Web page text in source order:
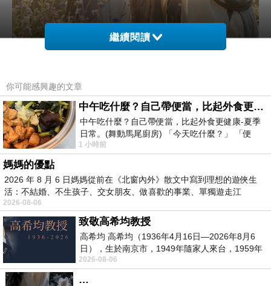
⋯⋯
。
雙子星座的人的確大多思維模式挺不同的。
就是比較跳躍式的、有時也很有讓正常人難以接受的行爲
模式。
但我大多時候還是很一般尋常人，沒啥特別的。
但周圍的人認識我不久後總會跟我說：
妳跟我當初認識的不一樣欸！
繼續閱讀
你可能感興趣的文章
中午吃什麼？自己帶便當，比起外食更健康-夏季日常。(舞動馬尾廚房)
中午吃什麼？自己帶便當，比起外食更健康-夏季
日常。(舞動馬尾廚房) 「今天吃什麼？」 「便
當？麵？還是炒飯？」 每天都在選擇
1 小時前
媽媽的優點
2026 年 8 月 6 日媽媽從前在《北窗內外》散文中寫到理想的遊俠生
活：不結婚、不生孩子、交女朋友、做喜歡的事業、單獨遊走江
湖⋯⋯，
2026-08-06
致敬高希均教授
高希均 高希均（1936年4月16日—2026年8月6
日），生於南京市，1949年隨家人來台，1959年
赴美深造並取得經濟發展博士學位。曾任
2026-08-06
…